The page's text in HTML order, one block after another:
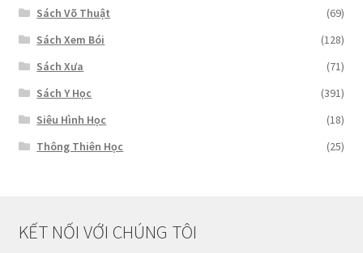
Sách Võ Thuật
(69)
Sách Xem Bói
(128)
Sách Xưa
(71)
Sách Y Học
(391)
Siêu Hình Học
(18)
Thông Thiên Học
(25)
KẾT NỐI VỚI CHÚNG TÔI